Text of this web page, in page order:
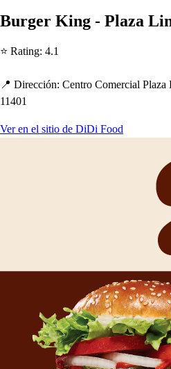
Burger King - Plaza
⭐ Rating: 4.1
📍 Dirección: Centro Comercial
11401
Ver en el sitio de DiDi Food